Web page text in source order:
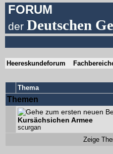
FORUM
derDeutschen
Heereskundeforum
Thema
Themen
Kursächsichen Armee
scurgan
Zeige